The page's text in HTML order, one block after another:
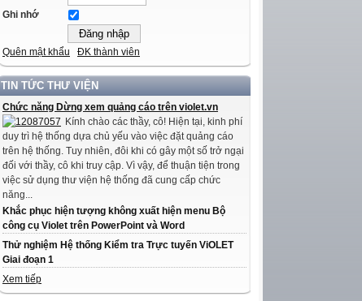
Ghi nhớ
Quên mật khẩu ĐK thành viên
TIN TỨC THƯ VIỆN
Chức năng Dừng xem quảng cáo trên violet.vn
Kính chào các thầy, cô! Hiện tại, kinh phí
duy trì hệ thống dựa chủ yếu vào việc đặt quảng cáo
trên hệ thống. Tuy nhiên, đôi khi có gây một số trở ngại
đối với thầy, cô khi truy cập. Vì vậy, để thuận tiện trong
việc sử dụng thư viện hệ thống đã cung cấp chức
năng...
Khắc phục hiện tượng không xuất hiện menu Bộ
công cụ Violet trên PowerPoint và Word
Thử nghiệm Hệ thống Kiểm tra Trực tuyến ViOLET
Giai đoạn 1
Xem tiếp